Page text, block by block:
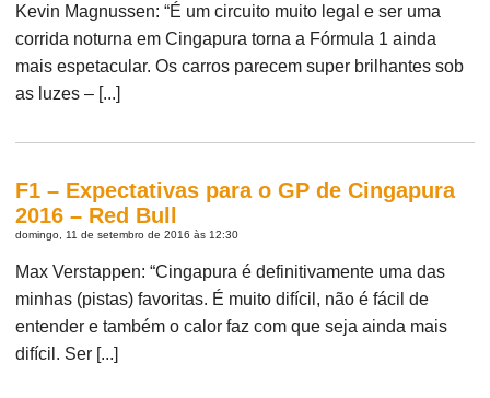
Kevin Magnussen: “É um circuito muito legal e ser uma
corrida noturna em Cingapura torna a Fórmula 1 ainda
mais espetacular. Os carros parecem super brilhantes sob
as luzes – [...]
F1 – Expectativas para o GP de Cingapura
2016 – Red Bull
domingo, 11 de setembro de 2016 às 12:30
Max Verstappen: “Cingapura é definitivamente uma das
minhas (pistas) favoritas. É muito difícil, não é fácil de
entender e também o calor faz com que seja ainda mais
difícil. Ser [...]